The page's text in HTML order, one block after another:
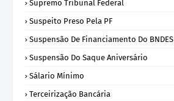
Supremo Tribunal Federal
Suspeito Preso Pela PF
Suspensão De Financiamento Do BNDES
Suspensão Do Saque Aniversário
Sálario Mínimo
Terceirização Bancária